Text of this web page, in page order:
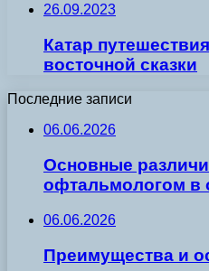
26.09.2023
Катар
восточной сказки
Последние записи
06.06.2026
Основные
офтальмологом в
06.06.2026
Преимущества и